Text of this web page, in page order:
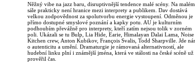
Něžný vibe na jazz baru, disruptivnější tendence malé scény. Na malém
sále prakticky není hranice mezi interprety a publikem. Dav dostává
velkou zodpovědnost za spolutvorbu energie vystoupení. Odměnou je
přímo dostupné smyslové poznání a kapky potu. AU je kulturním
podhoubím převážně pro interprety, kteří zatím nejsou tolik v zorném
poli. Ukázali se tu Bulp, Lia Hide, Earie, Himalayan Dalai Lama, Noise
Kitchen crew, Anton Kubikov, François Svalis, Todd Sharpville. Jde
o autenticitu a umění. Dramaturgie je rámovaná alternativností, ale
hudební linku plní i známější jména, která ve stálosti na české scéně už
prověřil čas.